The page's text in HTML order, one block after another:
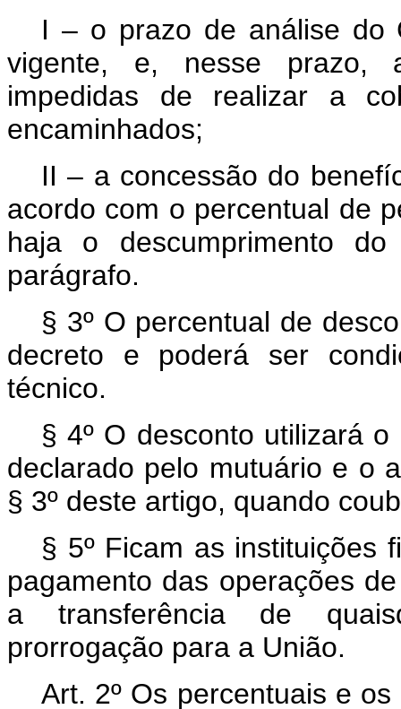
I – o prazo de análise do
vigente, e, nesse prazo,
impedidas de realizar a
encaminhados;
II – a concessão do
acordo com o percentual de
haja o descumprimento
parágrafo.
§ 3º O percentual de
decreto e poderá ser
técnico.
§ 4º O desconto utilizará
declarado pelo mutuário e o
§ 3º deste artigo, quando
§ 5º Ficam as instituições
pagamento das operações
a transferência de
prorrogação para a União.
Art. 2º Os percentuais e